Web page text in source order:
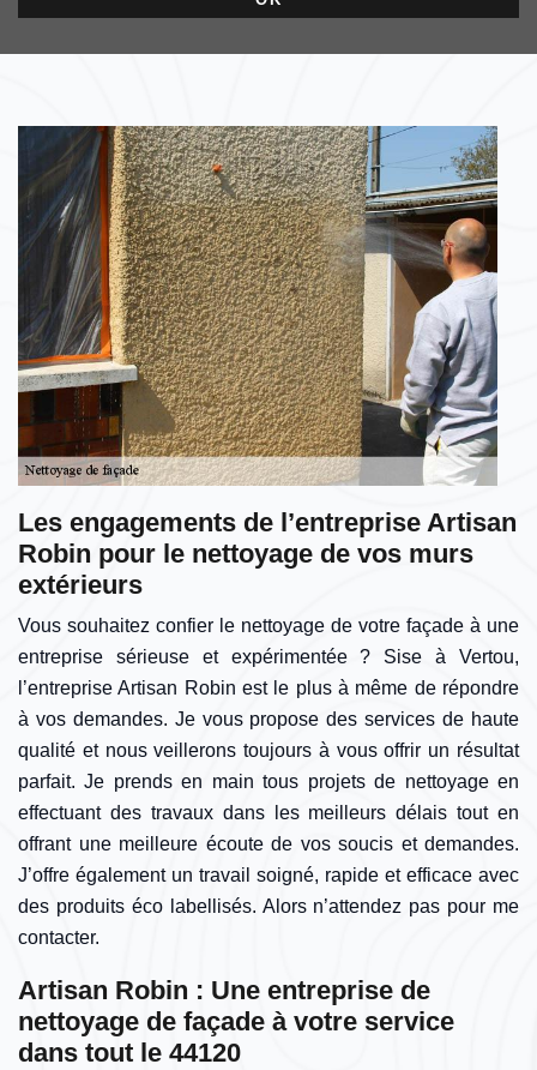
Les engagements de l’entreprise Artisan
Robin pour le nettoyage de vos murs
extérieurs
Vous souhaitez confier le nettoyage de votre façade à une
entreprise sérieuse et expérimentée ? Sise à Vertou,
l’entreprise Artisan Robin est le plus à même de répondre
à vos demandes. Je vous propose des services de haute
qualité et nous veillerons toujours à vous offrir un résultat
parfait. Je prends en main tous projets de nettoyage en
effectuant des travaux dans les meilleurs délais tout en
offrant une meilleure écoute de vos soucis et demandes.
J’offre également un travail soigné, rapide et efficace avec
des produits éco labellisés. Alors n’attendez pas pour me
contacter.
Artisan Robin : Une entreprise de
nettoyage de façade à votre service
dans tout le 44120